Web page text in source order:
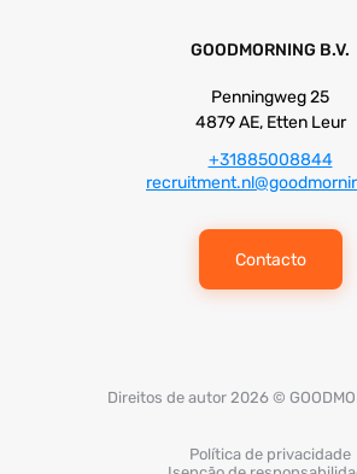
GOODMORNING B.V.
Penningweg 25
4879 AE, Etten Leur
+31885008844
Contacto
Direitos de autor 2026 ©
Política de privacidade